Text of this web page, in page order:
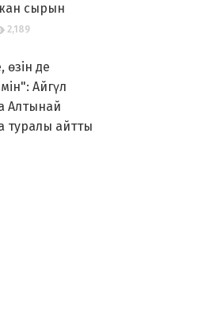
сырын
2,189
өзін де
Айгүл
Алтынай
туралы айтты